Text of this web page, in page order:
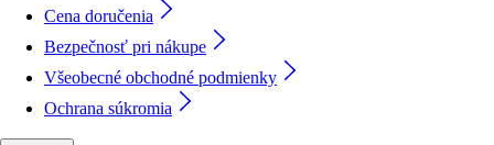
Cena doručenia
Bezpečnosť pri nákupe
Všeobecné obchodné podmienky
Ochrana súkromia